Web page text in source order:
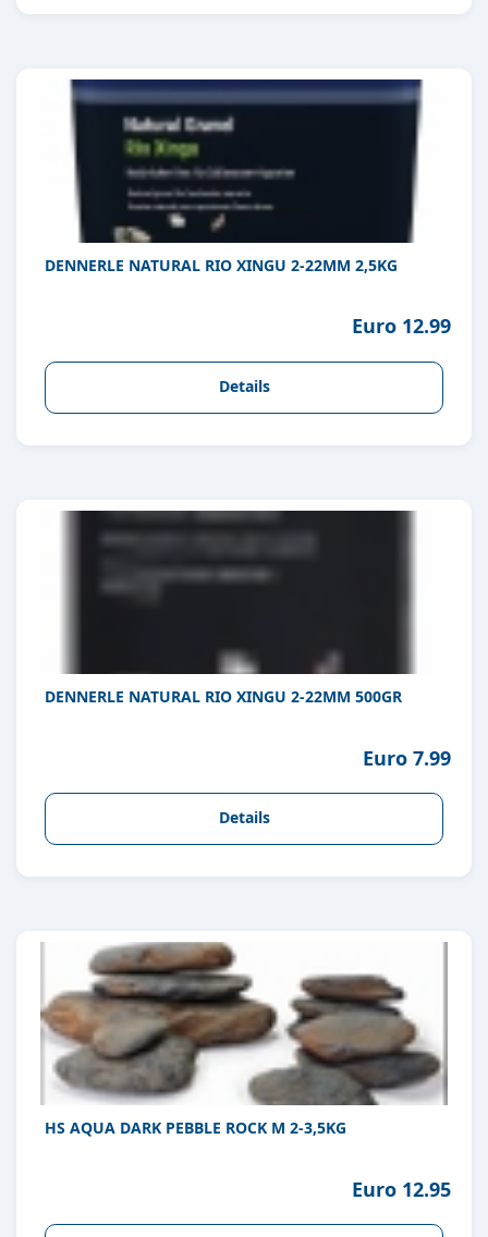
DENNERLE NATURAL RIO XINGU 2-22MM 2,5KG
Euro 12.99
Details
DENNERLE NATURAL RIO XINGU 2-22MM 500GR
Euro 7.99
Details
HS AQUA DARK PEBBLE ROCK M 2-3,5KG
Euro 12.95